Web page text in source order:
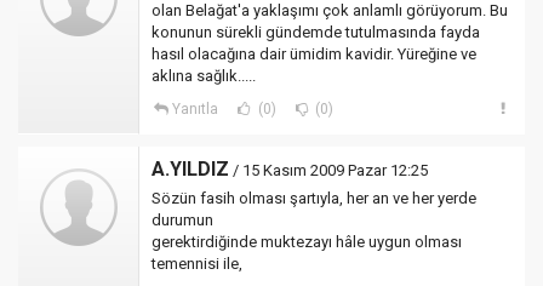
olan Belağat'a yaklaşımı çok anlamlı görüyorum. Bu
konunun sürekli gündemde tutulmasında fayda
hasıl olacağına dair ümidim kavidir. Yüreğine ve
aklına sağlık.....
Yanıtla (0) (0)
A.YILDIZ / 15 Kasım 2009 Pazar 12:25
Sözün fasih olması şartıyla, her an ve her yerde
durumun
gerektirdiğinde muktezayı hâle uygun olması
temennisi ile,